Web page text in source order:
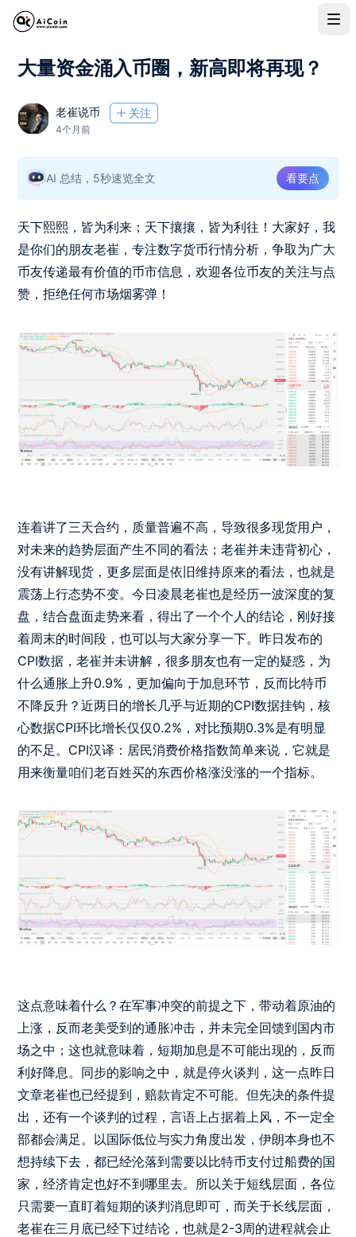
大量资金涌入币圈，新高即将再现？
老崔说币 关注
4个月前
AI 总结，5秒速览全文 看要点
天下熙熙，皆为利来；天下攘攘，皆为利往！大家好，我
是你们的朋友老崔，专注数字货币行情分析，争取为广大
币友传递最有价值的币市信息，欢迎各位币友的关注与点
赞，拒绝任何市场烟雾弹！
连着讲了三天合约，质量普遍不高，导致很多现货用户，
对未来的趋势层面产生不同的看法；老崔并未违背初心，
没有讲解现货，更多层面是依旧维持原来的看法，也就是
震荡上行态势不变。今日凌晨老崔也是经历一波深度的复
盘，结合盘面走势来看，得出了一个个人的结论，刚好接
着周末的时间段，也可以与大家分享一下。昨日发布的
CPI数据，老崔并未讲解，很多朋友也有一定的疑惑，为
什么通胀上升0.9%，更加偏向于加息环节，反而比特币
不降反升？近两日的增长几乎与近期的CPI数据挂钩，核
心数据CPI环比增长仅仅0.2%，对比预期0.3%是有明显
的不足。CPI汉译：居民消费价格指数简单来说，它就是
用来衡量咱们老百姓买的东西价格涨没涨的一个指标。
这点意味着什么？在军事冲突的前提之下，带动着原油的
上涨，反而老美受到的通胀冲击，并未完全回馈到国内市
场之中；这也就意味着，短期加息是不可能出现的，反而
利好降息。同步的影响之中，就是停火谈判，这一点昨日
文章老崔也已经提到，赔款肯定不可能。但先决的条件提
出，还有一个谈判的过程，言语上占据着上风，不一定全
部都会满足。以国际低位与实力角度出发，伊朗本身也不
想持续下去，都已经沦落到需要以比特币支付过船费的国
家，经济肯定也好不到哪里去。所以关于短线层面，各位
只需要一直盯着短期的谈判消息即可，而关于长线层面，
老崔在三月底已经下过结论，也就是2-3周的进程就会止